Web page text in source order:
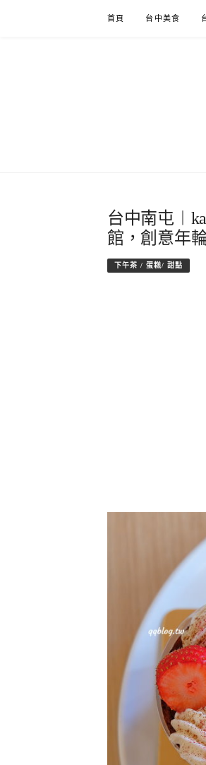
首頁 台中美食
台中南屯
館，創意年
下午茶 / 蛋糕/ 甜點